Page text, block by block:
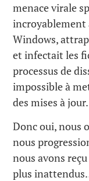
menace virale
incroyablement
Windows,
et infectait les
processus de
impossible à
des mises à jour.
Donc oui, nous
nous
nous avons
plus